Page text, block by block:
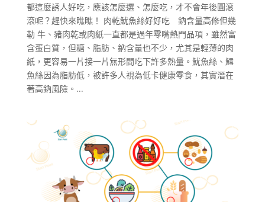
都這麼誘人好吃，應該怎麼選、怎麼吃，才不會年後圓滾
滾呢？趕快來瞧瞧！ 肉乾魷魚絲好好吃 鈉含量高修但幾
勒 牛、豬肉乾或肉紙一直都是過年零嘴熱門品項，雖然富
含蛋白質，但糖、脂肪、鈉含量也不少，尤其是輕薄的肉
紙，更容易一片接一片無形間吃下許多熱量。魷魚絲、鱈
魚絲因為脂肪低，被許多人視為低卡健康零食，其實潛在
著高鈉風險。...